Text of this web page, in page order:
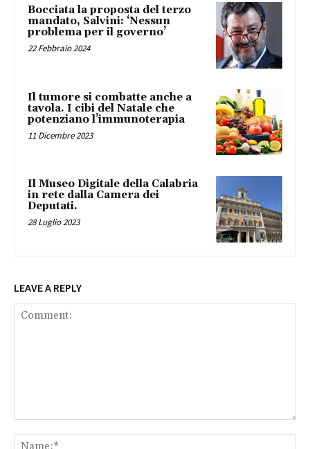
Bocciata la proposta del terzo
mandato, Salvini: ‘Nessun
problema per il governo’
22 Febbraio 2024
Il tumore si combatte anche a
tavola. I cibi del Natale che
potenziano l’immunoterapia
11 Dicembre 2023
Il Museo Digitale della Calabria
in rete dalla Camera dei
Deputati.
28 Luglio 2023
LEAVE A REPLY